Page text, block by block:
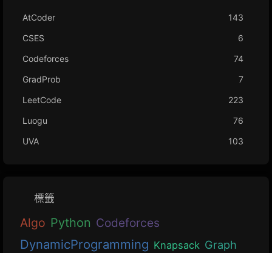
AtCoder
143
CSES
6
Codeforces
74
GradProb
7
LeetCode
223
Luogu
76
UVA
103
標籤
Algo Python Codeforces
DynamicProgramming Knapsack Graph